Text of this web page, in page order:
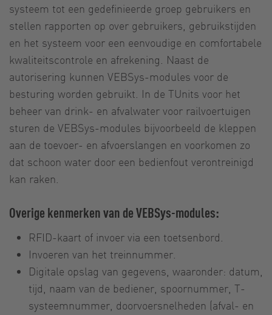
systeem tot een gedefinieerde groep gebruikers en
stellen rapporten op over gebruikers, gebruikstijden
en het systeem voor een eenvoudige en comfortabele
kwaliteitscontrole en afrekening. Naast de
autorisering kunnen VEBSys-modules voor de
besturing worden gebruikt. In de TUnits voor het
beheer van drink- en afvalwater voor railvoertuigen
sturen de VEBSys-modules bijvoorbeeld de kleppen
aan de toevoer- en afvoerslangen en voorkomen zo
dat schoon water door een bedienfout verontreinigd
kan raken.
Overige kenmerken van de VEBSys-modules:
RFID-kaart of invoer via een toetsenbord.
Invoeren van het treinnummer.
Digitale opslag van gegevens, waaronder: datum,
tijd, naam van de bediener, spoornummer, T-
systeemnummer, doorvoersnelheden (afval- en